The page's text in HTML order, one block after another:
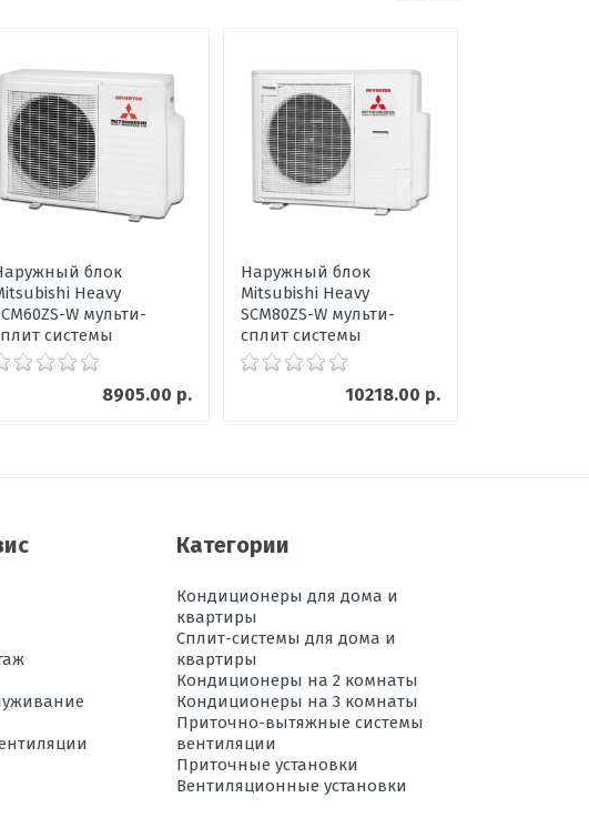
блок
Heavy
W мульти-
системы
8905.00 р.
Наружный блок
Mitsubishi Heavy
SCM80ZS-W мульти-
сплит системы
10218.00 р.
Категории
Кондиционеры для дома и
квартиры
Сплит-системы для дома и
квартиры
Кондиционеры на 2 комнаты
Кондиционеры на 3 комнаты
Приточно-вытяжные системы
вентиляции
Приточные установки
Вентиляционные установки